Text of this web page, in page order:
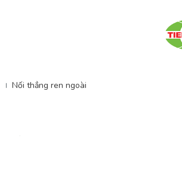
Nối thẳng ren ngoài